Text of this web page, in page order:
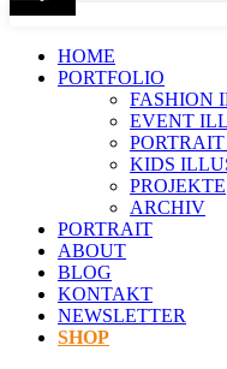
HOME
PORTFOLIO
FASHION
EVENT
KIDS
PROJEKTE
ARCHIV
PORTRAIT
ABOUT
BLOG
KONTAKT
NEWSLETTER
SHOP